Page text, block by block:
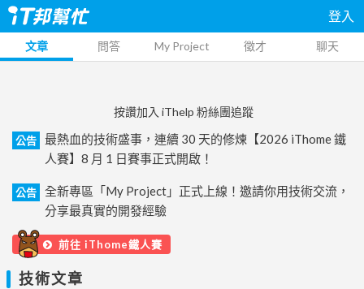
登入
文章 問答 My Project 徵才 聊天
按讚加入 iThelp 粉絲團追蹤
公告
最熱血的技術盛事，連續 30 天的修煉【2026 iThome 鐵
人賽】8 月 1 日賽事正式開啟！
公告
全新專區「My Project」正式上線！邀請你用技術交流，
分享最真實的開發經驗
前往 iThome鐵人賽
技術文章